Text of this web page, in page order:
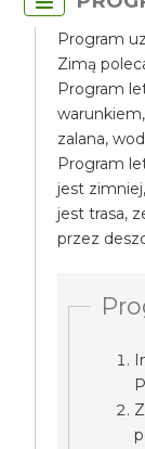
Program
Zimą
Program
zalana,
Program
jest
jest trasa,
przez